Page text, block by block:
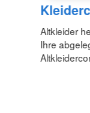
Altkleider
Ihre